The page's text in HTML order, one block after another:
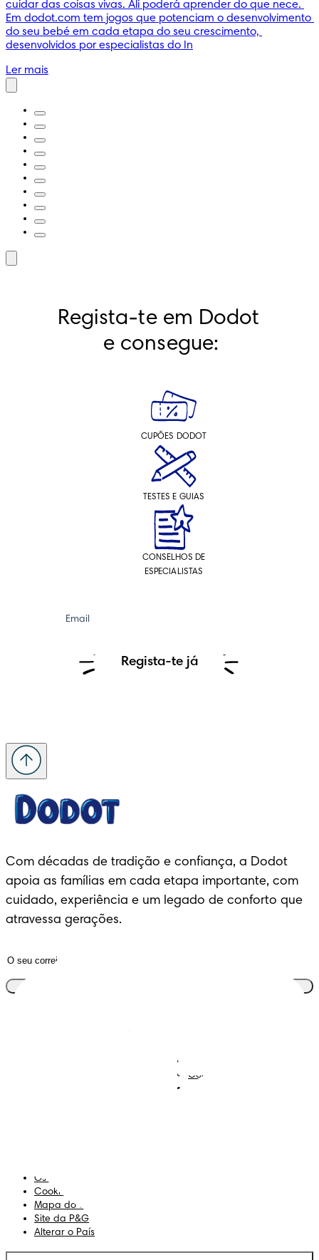
cuidar das coisas vivas. Ali poderá aprender do que nece.
Em dodot.com tem jogos que potenciam o desenvolvimento
do seu bebé em cada etapa do seu crescimento,
desenvolvidos por especialistas do In
Ler mais
Regista-te em Dodot
e consegue:
CUPÕES DODOT
TESTES E GUIAS
CONSELHOS DE
ESPECIALISTAS
Email
Regista-te já
Com décadas de tradição e confiança, a Dodot
apoia as famílias em cada etapa importante, com
cuidado, experiência e um legado de conforto que
atravessa gerações.
Contacta-nos
Os Meus Dados
Cookies
Mapa do Site
Site da P&G
Alterar o País